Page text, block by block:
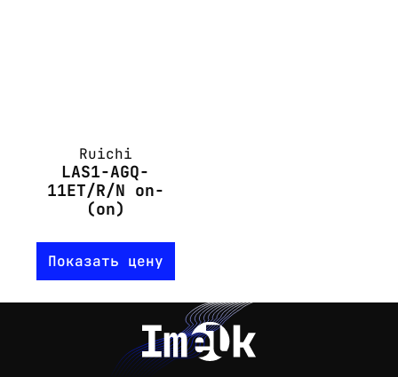
Ruichi
LAS1-AGQ-
11ET/R/N on-
(on)
Показать цену